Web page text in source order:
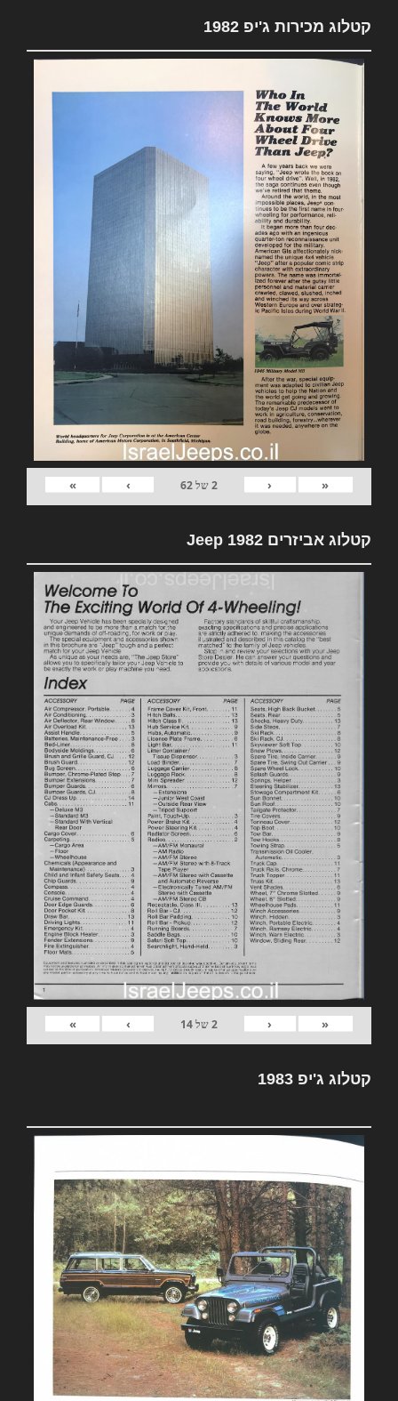
קטלוג מכירות ג'יפ 1982
«
‹
2של62
›
»
קטלוג אביזרים 1982 Jeep
«
‹
2של14
›
»
קטלוג ג'יפ 1983